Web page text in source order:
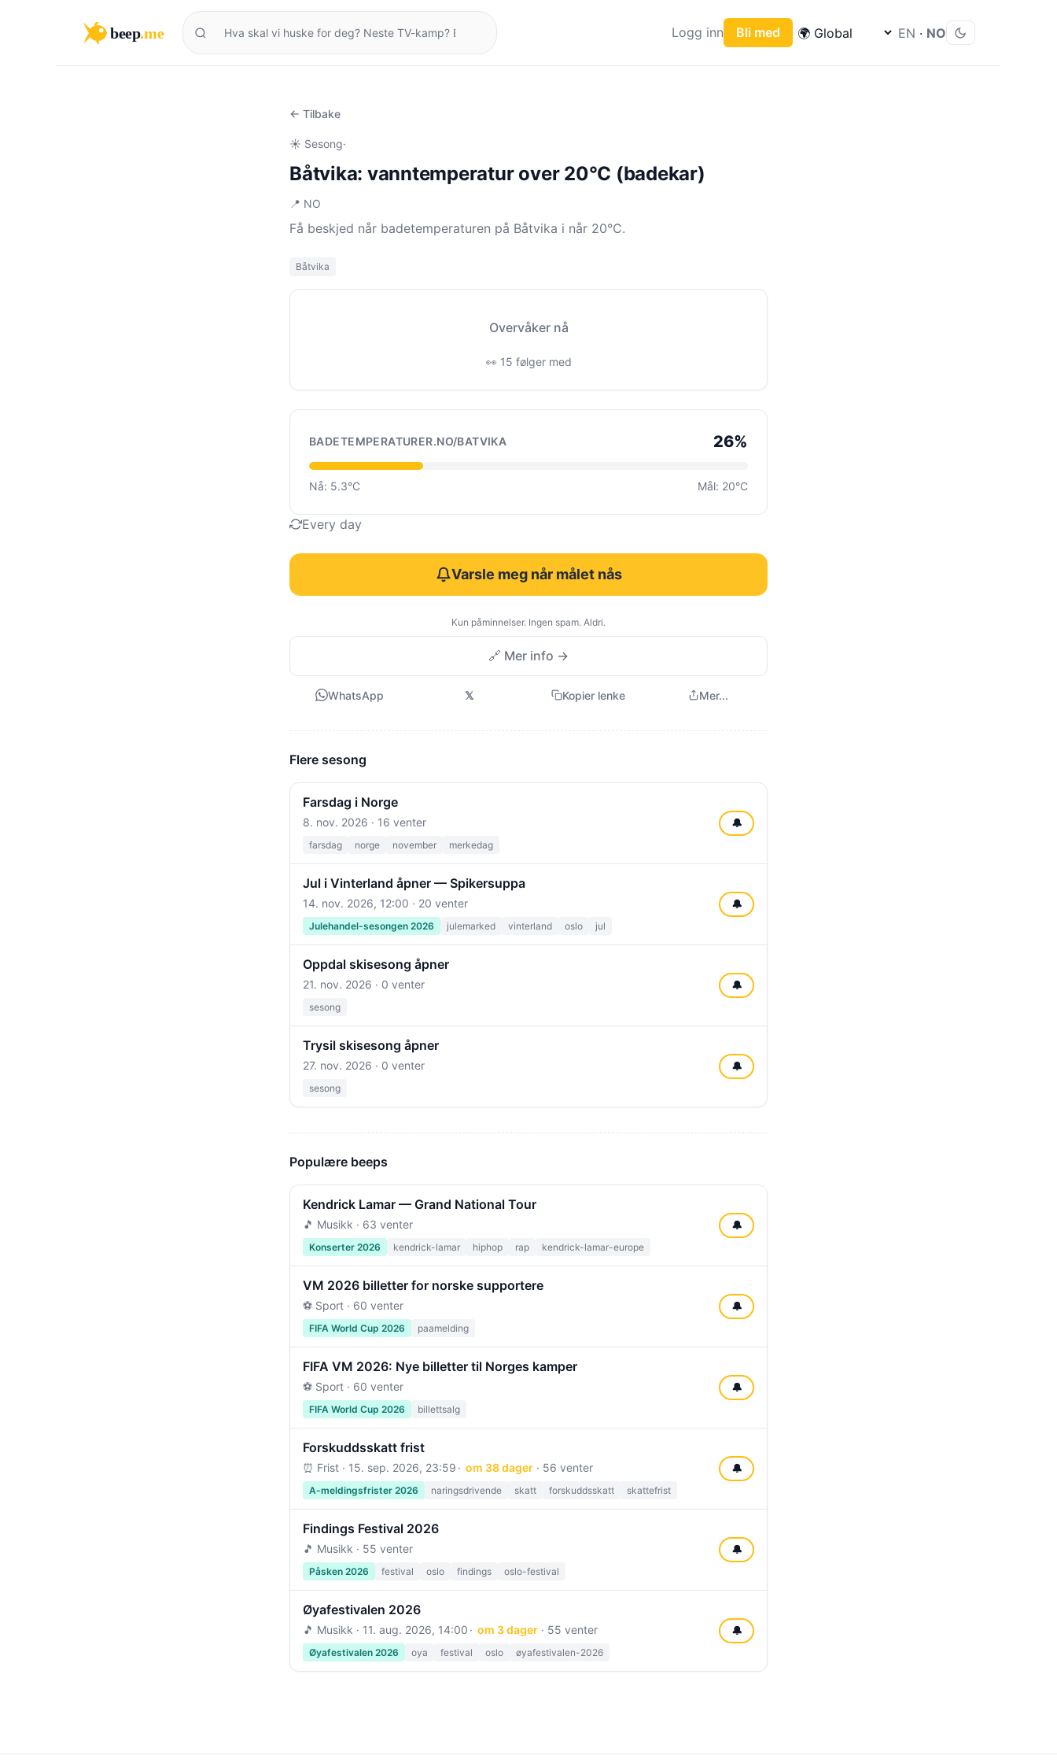
beep.me Logg inn Bli med EN · NO
← Tilbake
☀️ Sesong·
Båtvika: vanntemperatur over 20°C (badekar)
📍 NO
Få beskjed når badetemperaturen på Båtvika i når 20°C.
Båtvika
Overvåker nå
👀 15 følger med
BADETEMPERATURER.NO/BATVIKA 26%
Nå: 5.3°C Mål: 20°C
Every day
Varsle meg når målet nås
Kun påminnelser. Ingen spam. Aldri.
🔗 Mer info →
WhatsApp 𝕏 Kopier lenke Mer...
Flere sesong
Farsdag i Norge
8. nov. 2026 · 16 venter
farsdag norge november merkedag
🔔
Jul i Vinterland åpner — Spikersuppa
14. nov. 2026, 12:00 · 20 venter
Julehandel-sesongen 2026 julemarked vinterland oslo jul
🔔
Oppdal skisesong åpner
21. nov. 2026 · 0 venter
sesong
🔔
Trysil skisesong åpner
27. nov. 2026 · 0 venter
sesong
🔔
Populære beeps
Kendrick Lamar — Grand National Tour
🎵 Musikk · 63 venter
Konserter 2026 kendrick-lamar hiphop rap kendrick-lamar-europe
🔔
VM 2026 billetter for norske supportere
⚽ Sport · 60 venter
FIFA World Cup 2026 paamelding
🔔
FIFA VM 2026: Nye billetter til Norges kamper
⚽ Sport · 60 venter
FIFA World Cup 2026 billettsalg
🔔
Forskuddsskatt frist
⏰ Frist · 15. sep. 2026, 23:59 om 38 dager· 56 venter
A-meldingsfrister 2026 naringsdrivende skatt forskuddsskatt skattefrist
🔔
Findings Festival 2026
🎵 Musikk · 55 venter
Påsken 2026 festival oslo findings oslo-festival
🔔
Øyafestivalen 2026
🎵 Musikk · 11. aug. 2026, 14:00 om 3 dager· 55 venter
Øyafestivalen 2026 oya festival oslo øyafestivalen-2026
🔔